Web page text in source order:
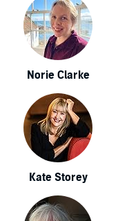
Norie Clarke
Kate Storey